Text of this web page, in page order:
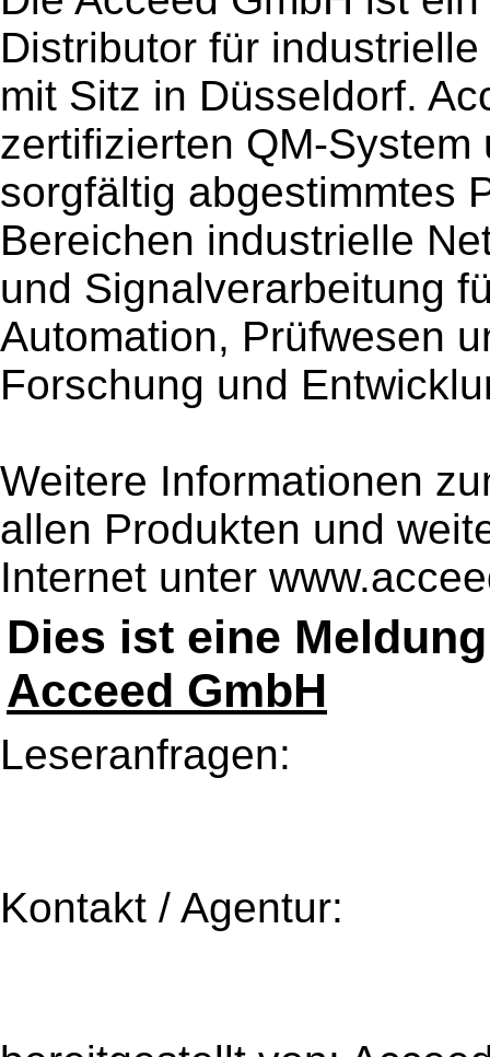
Distributor für
mit Sitz in Düsseldorf.
zertifizierten QM-
sorgfältig abgestimmtes
Bereichen industrielle
und Signalverarbeitung
Automation, Prüfwesen
Forschung und
Weitere Informationen
allen Produkten und
Internet unter
Dies ist eine
Acceed GmbH
Leseranfragen:
Kontakt / Agentur: